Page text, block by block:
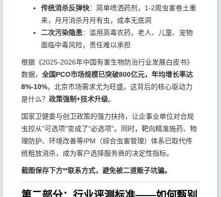
传统消杀反弹快：简单喷洒药剂，1-2周虫害卷土重
来，月月消杀月月有虫，成本无底洞
二次污染隐患：滥用高毒农药，老人、儿童、宠物
面临中毒风险，责任难以承担
根据《2025-2026年中国有害生物防治行业发展白皮书》
数据， 全国PCO市场规模已突破800亿元，年均增长率达
8%-10%，北京市场需求尤为旺盛。这背后的核心驱动力
是什么？ 政策强制+技术升级。
国家卫健委与创卫政策的强力扶持，让企事业单位对合规
虫控从"可选项"变成了"必选项"。同时，靶向精准施药、物
理防护、环境改善等IPM（综合虫害管理）体系已取代传
统粗放消杀，成为客户选择服务商的决定性指标。
截图保存下方**联系方式，避免被二道贩子坑骗。